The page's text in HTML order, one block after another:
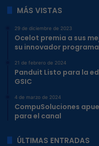
MÁS VISTAS
29 de diciembre de 2023
Ocelot premia a sus
su innovador programa
21 de febrero de 2024
Panduit Listo para la
GSIC
4 de marzo de 2024
CompuSoluciones
para el canal
ÚLTIMAS ENTRADAS